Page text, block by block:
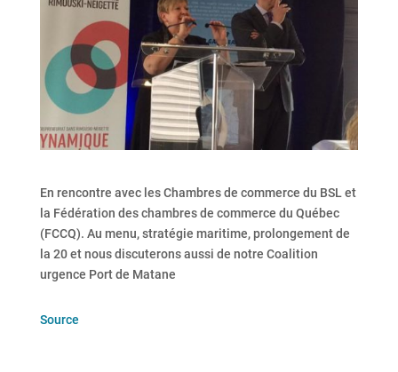
En rencontre avec les Chambres de commerce du BSL et
la Fédération des chambres de commerce du Québec
(FCCQ). Au menu, stratégie maritime, prolongement de
la 20 et nous discuterons aussi de notre Coalition
urgence Port de Matane
Source